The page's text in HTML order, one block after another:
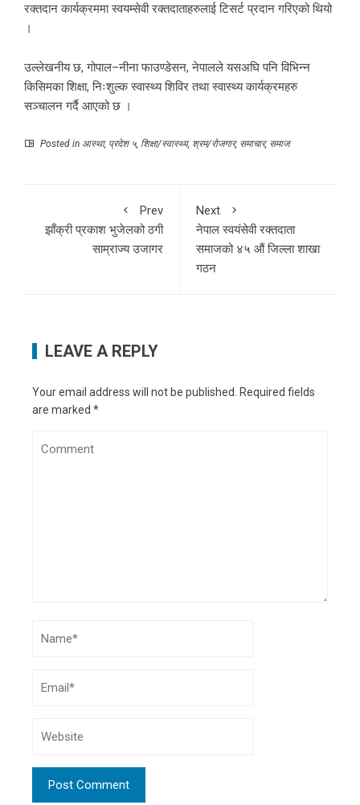
रक्तदान कार्यक्रममा स्वयम्सेवी रक्तदाताहरुलाई टिसर्ट प्रदान गरिएको थियो
।
उल्लेखनीय छ, गोपाल–नीना फाउण्डेसन, नेपालले यसअघि पनि विभिन्न
किसिमका शिक्षा, निःशुल्क स्वास्थ्य शिविर तथा स्वास्थ्य कार्यक्रमहरु
सञ्चालन गर्दै आएको छ ।
Posted in आस्था, प्रदेश ५ शिक्षा/स्वास्थ्य, श्रम/रोजगार, समाचार, समाज
Prev
झाँक्री प्रकाश भुजेलको ठगी
साम्राज्य उजागर
Next
नेपाल स्वयंसेवी रक्तदाता
समाजको ४५ औं जिल्ला शाखा
गठन
LEAVE A REPLY
Your email address will not be published.
Required fields
are marked *